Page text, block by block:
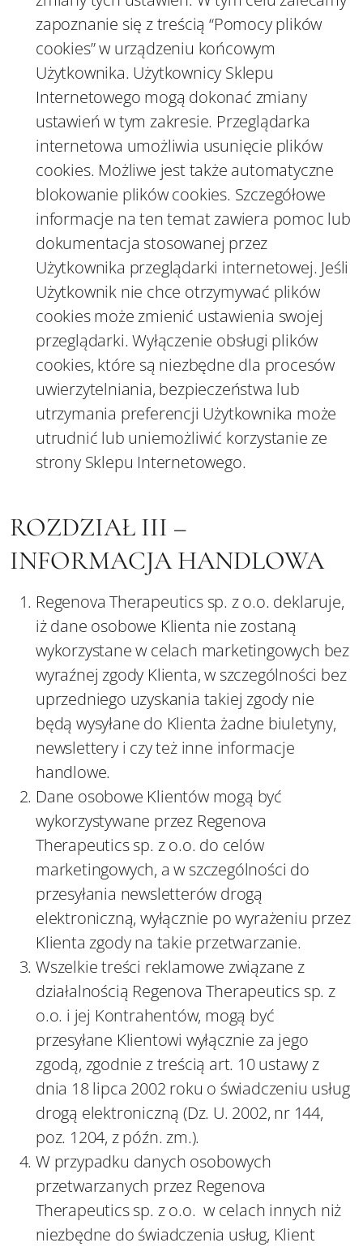
zapoznanie się z treścią “Pomocy plików
cookies” w urządzeniu końcowym
Użytkownika. Użytkownicy Sklepu
Internetowego mogą dokonać zmiany
ustawień w tym zakresie. Przeglądarka
internetowa umożliwia usunięcie plików
cookies. Możliwe jest także automatyczne
blokowanie plików cookies. Szczegółowe
informacje na ten temat zawiera pomoc lub
dokumentacja stosowanej przez
Użytkownika przeglądarki internetowej. Jeśli
Użytkownik nie chce otrzymywać plików
cookies może zmienić ustawienia swojej
przeglądarki. Wyłączenie obsługi plików
cookies, które są niezbędne dla procesów
uwierzytelniania, bezpieczeństwa lub
utrzymania preferencji Użytkownika może
utrudnić lub uniemożliwić korzystanie ze
strony Sklepu Internetowego.
ROZDZIAŁ III –
INFORMACJA HANDLOWA
Regenova Therapeutics sp. z o.o. deklaruje,
iż dane osobowe Klienta nie zostaną
wykorzystane w celach marketingowych bez
wyraźnej zgody Klienta, w szczególności bez
uprzedniego uzyskania takiej zgody nie
będą wysyłane do Klienta żadne biuletyny,
newslettery i czy też inne informacje
handlowe.
Dane osobowe Klientów mogą być
wykorzystywane przez Regenova
Therapeutics sp. z o.o. do celów
marketingowych, a w szczególności do
przesyłania newsletterów drogą
elektroniczną, wyłącznie po wyrażeniu przez
Klienta zgody na takie przetwarzanie.
Wszelkie treści reklamowe związane z
działalnością Regenova Therapeutics sp. z
o.o. i jej Kontrahentów, mogą być
przesyłane Klientowi wyłącznie za jego
zgodą, zgodnie z treścią art. 10 ustawy z
dnia 18 lipca 2002 roku o świadczeniu usług
drogą elektroniczną (Dz. U. 2002, nr 144,
poz. 1204, z późn. zm.).
W przypadku danych osobowych
przetwarzanych przez Regenova
Therapeutics sp. z o.o. w celach innych niż
niezbędne do świadczenia usług, Klient